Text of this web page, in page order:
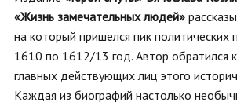
«Жизнь замечательных людей»
на который пришелся пик политических
1610 по 1612/13 год. Автор обратился
главных действующих лиц этого
Каждая из биографий настолько